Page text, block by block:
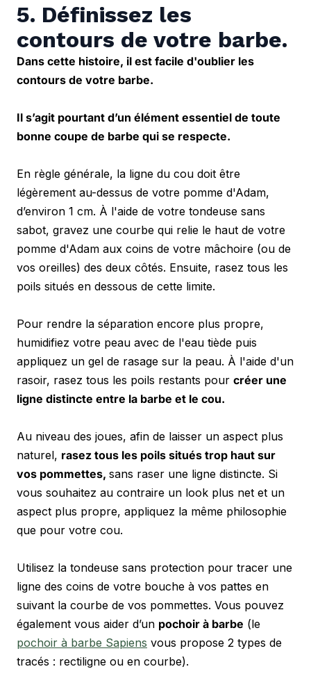
5. Définissez les
contours de votre barbe.
Dans cette histoire, il est facile d'oublier les
contours de votre barbe.
Il s’agit pourtant d’un élément essentiel de toute
bonne coupe de barbe qui se respecte.
En règle générale, la ligne du cou doit être
légèrement au-dessus de votre pomme d'Adam,
d’environ 1 cm. À l'aide de votre tondeuse sans
sabot, gravez une courbe qui relie le haut de votre
pomme d'Adam aux coins de votre mâchoire (ou de
vos oreilles) des deux côtés. Ensuite, rasez tous les
poils situés en dessous de cette limite.
Pour rendre la séparation encore plus propre,
humidifiez votre peau avec de l'eau tiède puis
appliquez un gel de rasage sur la peau. À l'aide d'un
rasoir, rasez tous les poils restants pour créer une
ligne distincte entre la barbe et le cou.
Au niveau des joues, afin de laisser un aspect plus
naturel, rasez tous les poils situés trop haut sur
vos pommettes, sans raser une ligne distincte. Si
vous souhaitez au contraire un look plus net et un
aspect plus propre, appliquez la même philosophie
que pour votre cou.
Utilisez la tondeuse sans protection pour tracer une
ligne des coins de votre bouche à vos pattes en
suivant la courbe de vos pommettes. Vous pouvez
également vous aider d’un pochoir à barbe
pochoir à barbe Sapiens vous propose 2 types de
tracés : rectiligne ou en courbe).